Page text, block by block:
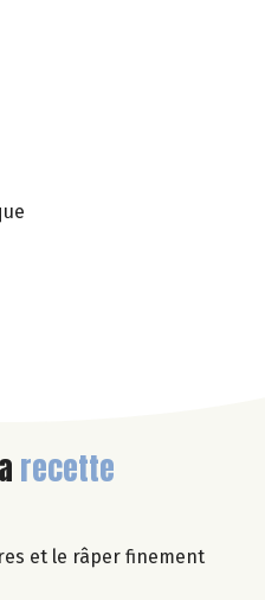
recette
et le râper finement